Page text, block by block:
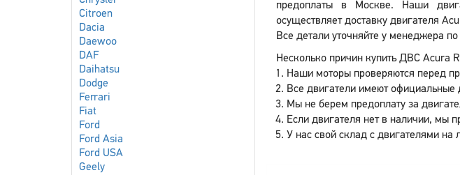
Citroen
Dacia
Daewoo
DAF
Daihatsu
Dodge
Ferrari
Fiat
Ford
Ford Asia
Ford USA
Geely
предоплаты в Москве. Наши
осуществляет доставку двигателя
Все детали уточняйте у менеджера
Несколько причин купить ДВС Acura
Наши моторы проверяются перед
Все двигатели имеют официальные
Мы не берем предоплату за
Если двигателя нет в наличии, мы
У нас свой склад с двигателями на